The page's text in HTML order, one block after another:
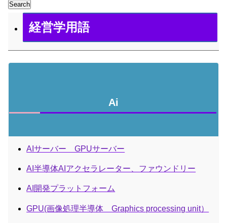
Search
経営学用語
Ai
AIサーバー GPUサーバー
AI半導体AIアクセラレーター、ファウンドリー
AI開発プラットフォーム
GPU(画像処理半導体 Graphics processing unit）